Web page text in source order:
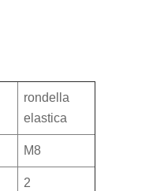
rondella
elastica
M8
2